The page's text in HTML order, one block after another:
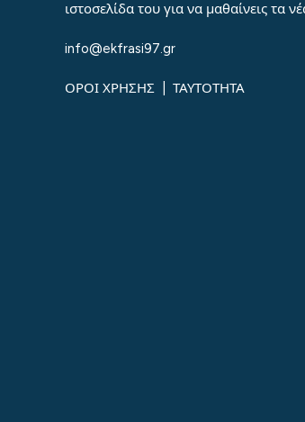
ιστοσελίδα του για να μαθαίνεις τα
info@ekfrasi97.gr
ΟΡΟΙ ΧΡΗΣΗΣ ΤΑΥΤΟΤΗΤΑ